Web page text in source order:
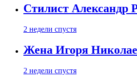
Стилист Александр
2 недели спустя
Жена Игоря
2 недели спустя